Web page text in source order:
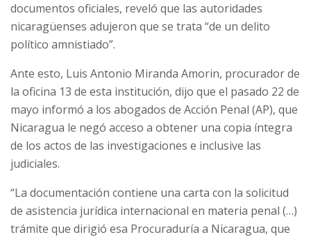
documentos oficiales, reveló que las autoridades
nicaragüenses adujeron que se trata “de un delito
político amnistiado”.
Ante esto, Luis Antonio Miranda Amorin, procurador de
la oficina 13 de esta institución, dijo que el pasado 22 de
mayo informó a los abogados de Acción Penal (AP), que
Nicaragua le negó acceso a obtener una copia íntegra
de los actos de las investigaciones e inclusive las
judiciales.
“La documentación contiene una carta con la solicitud
de asistencia jurídica internacional en materia penal (…)
trámite que dirigió esa Procuraduría a Nicaragua, que